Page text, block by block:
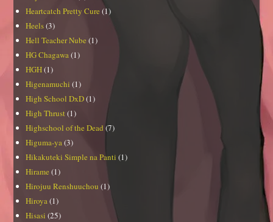
Heartcatch Pretty Cure (1)
Heels(3)
Hell Teacher Nube (1)
HG Chagawa(1)
HGH(1)
Higenamuchi (1)
High School DxD(1)
High Thrust(1)
Highschool of the Dead (7)
Higuma-ya(3)
Hikakuteki Simple na Panti (1)
Hirame (1)
Hirojuu Renshuuchou (1)
Hiroya(1)
Hisasi (25)